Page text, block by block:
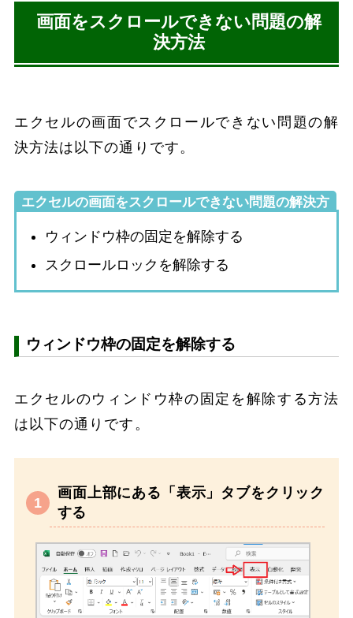
画面をスクロールできない問題の解
決方法
エクセルの画面でスクロールできない問題の解
決方法は以下の通りです。
エクセルの画面をスクロールできない問題の解決方
ウィンドウ枠の固定を解除する
スクロールロックを解除する
ウィンドウ枠の固定を解除する
エクセルのウィンドウ枠の固定を解除する方法
は以下の通りです。
画面上部にある「表示」タブをクリック
する